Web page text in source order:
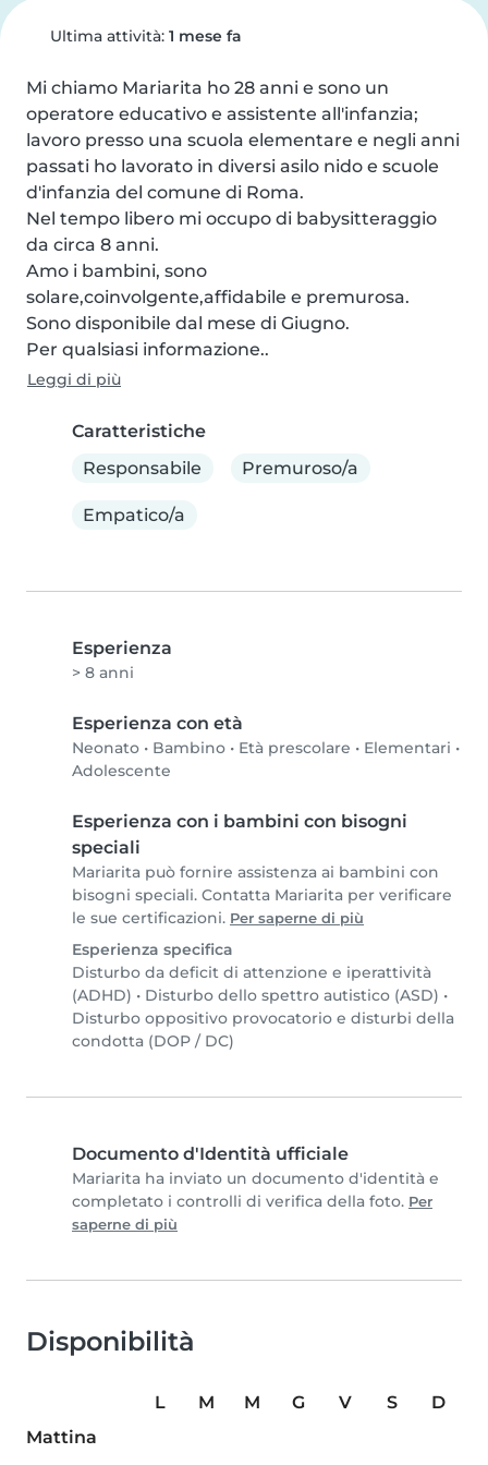
Ultima attività: 1 mese fa
Mi chiamo Mariarita ho 28 anni e sono un
operatore educativo e assistente all'infanzia;
lavoro presso una scuola elementare e negli anni
passati ho lavorato in diversi asilo nido e scuole
d'infanzia del comune di Roma.
Nel tempo libero mi occupo di babysitteraggio
da circa 8 anni.
Amo i bambini, sono
solare,coinvolgente,affidabile e premurosa.
Sono disponibile dal mese di Giugno.
Per qualsiasi informazione..
Leggi di più
Caratteristiche
Responsabile
Premuroso/a
Empatico/a
Esperienza
> 8 anni
Esperienza con età
Neonato • Bambino • Età prescolare • Elementari •
Adolescente
Esperienza con i bambini con bisogni
speciali
Mariarita può fornire assistenza ai bambini con
bisogni speciali. Contatta Mariarita per verificare
le sue certificazioni. Per saperne di più
Esperienza specifica
Disturbo da deficit di attenzione e iperattività
(ADHD) • Disturbo dello spettro autistico (ASD) •
Disturbo oppositivo provocatorio e disturbi della
condotta (DOP / DC)
Documento d'Identità ufficiale
Mariarita ha inviato un documento d'identità e
completato i controlli di verifica della foto. Per
saperne di più
Disponibilità
L M M G V S
D
Mattina